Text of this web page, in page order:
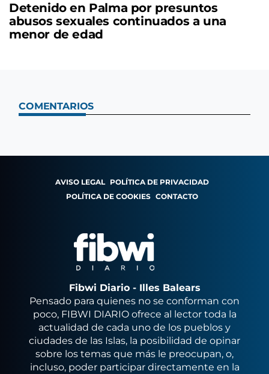
Detenido en Palma por presuntos
abusos sexuales continuados a una
menor de edad
COMENTARIOS
AVISO LEGAL POLÍTICA DE PRIVACIDAD
POLÍTICA DE COOKIES CONTACTO
Fibwi Diario - Illes Balears
Pensado para quienes no se conforman con
poco, FIBWI DIARIO ofrece al lector toda la
actualidad de cada uno de los pueblos y
ciudades de las Islas, la posibilidad de opinar
sobre los temas que más le preocupan, o,
incluso, poder participar directamente en la